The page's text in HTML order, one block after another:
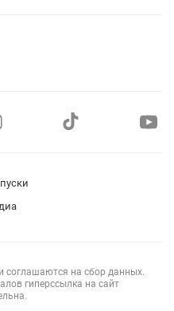
соглашаются на сбор данных.
гиперссылка на сайт